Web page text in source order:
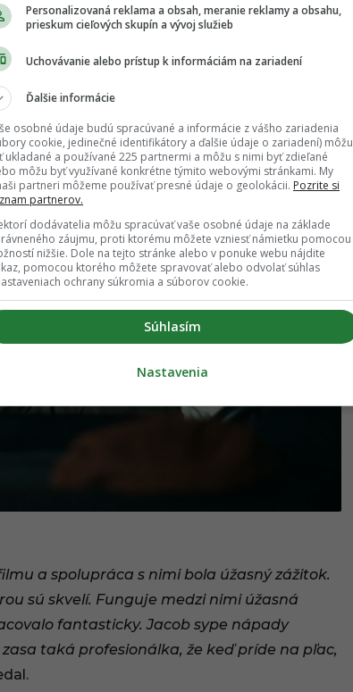
silu. Scipio na seba výraznejšie
si však aj vo filmochWaldo, Bez výčitiek,
4a tiež v Bad Boys: Na život a na
filmochVoyagers: Vesmírna misiaaThe
fi seriáliNadácia, v ktorom stvárnila postavu
že bol s ich výkonom mimoriadne spokojný.
chémiu.
a spolupráca s nimi bola úžasný zážitok.
sú skvelí. Funguje medzi nimi úžasná
fantasticky. Jacob sype nápady
taká profesionálka, že keď príde na pľac,
Personalizovaná reklama a obsah, meranie reklamy a obsahu,
prieskum cieľových skupín a vývoj služieb
Uchovávanie alebo prístup k informáciám na zariadení
Ďalšie informácie
osobné údaje budú spracúvané a informácie z vášho zariadenia
cookie, jedinečné identifikátory a ďalšie údaje o zariadení) môžu
ukladané a používané 225 partnermi a môžu s nimi byť zdieľané
môžu byť využívané konkrétne týmito webovými stránkami. My
partneri môžeme používať presné údaje o geolokácii. Pozrite si
partnerov.
dodávatelia môžu spracúvať vaše osobné údaje na základe
záujmu, proti ktorému môžete vzniesť námietku pomocou
nižšie. Dole na tejto stránke alebo v ponuke webu nájdite
pomocou ktorého môžete spravovať alebo odvolať súhlas
ochrany súkromia a súborov cookie.
Súhlasím
Nastavenia